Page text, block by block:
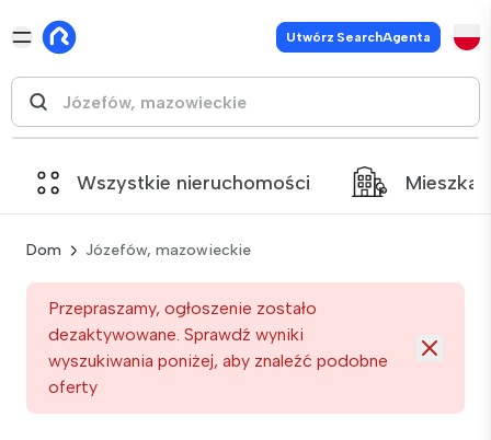
Utwórz SearchAgenta
Wszystkie nieruchomości
Dom Józefów, mazowieckie
Przepraszamy, ogłoszenie zostało
dezaktywowane. Sprawdź wyniki
wyszukiwania poniżej, aby znaleźć podobne
oferty